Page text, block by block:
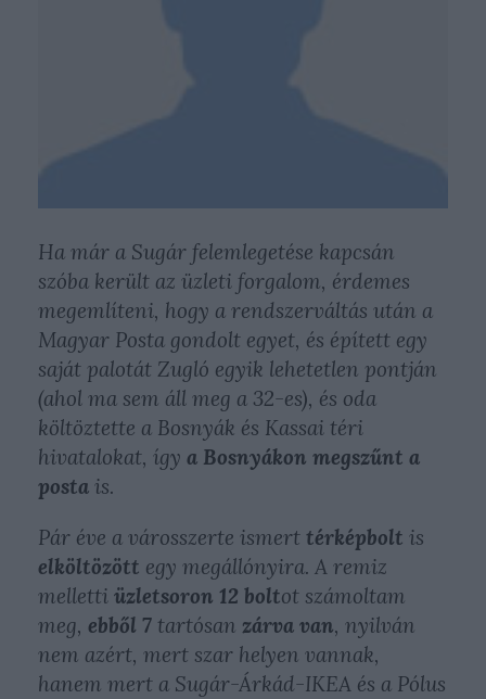
Ha már a Sugár felemlegetése kapcsán
szóba került az üzleti forgalom, érdemes
megemlíteni, hogy a rendszerváltás után a
Magyar Posta gondolt egyet, és épített egy
saját palotát Zugló egyik lehetetlen pontján
(ahol ma sem áll meg a 32-es), és oda
költöztette a Bosnyák és Kassai téri
hivatalokat, így a Bosnyákon megszűnt a
posta is.
Pár éve a városszerte ismert térképbolt is
elköltözött egy megállónyira. A remiz
melletti üzletsoron 12 boltot számoltam
meg, ebből 7 tartósan zárva van, nyilván
nem azért, mert szar helyen vannak,
hanem mert a Sugár-Árkád-IKEA és a Pólus